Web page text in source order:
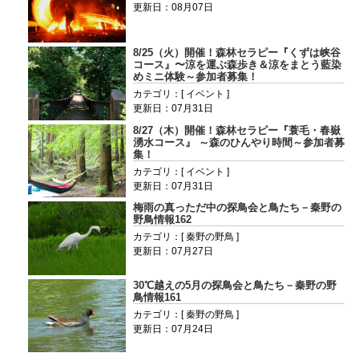
更新日：08月07日
8/25（火）開催！森林セラピー『くずは峡谷
コース』〜涼を運ぶ森歩き＆涼をまとう藍染
めミニ体験～参加者募集！
カテゴリ：[ イベント ]
更新日：07月31日
8/27（木）開催！森林セラピー『蓑毛・春嶽
湧水コース』 ～森のひんやり時間～参加者募
集！
カテゴリ：[ イベント ]
更新日：07月31日
梅雨の真っただ中の探鳥会と鳥たち－秦野の
野鳥情報162
カテゴリ：[ 秦野の野鳥 ]
更新日：07月27日
30℃越えの5月の探鳥会と鳥たち－秦野の野
鳥情報161
カテゴリ：[ 秦野の野鳥 ]
更新日：07月24日